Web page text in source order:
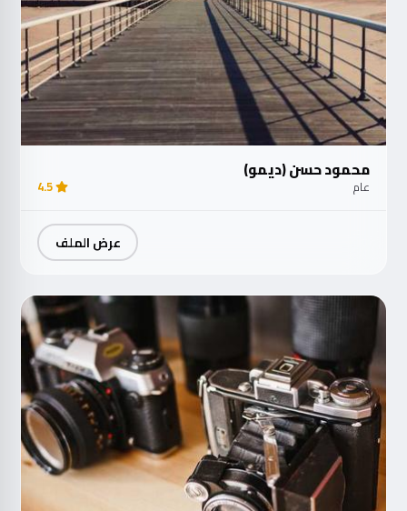
محمود حسن (ديمو)
عام 4.5
عرض الملف